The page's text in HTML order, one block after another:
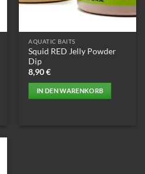
AQUATIC BAITS
Squid RED Jelly Powder
Dip
8,90€
IN DEN WARENKORB